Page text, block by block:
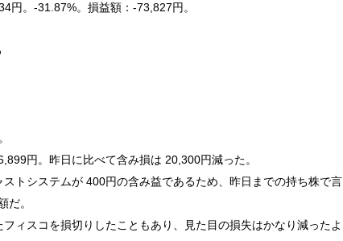
円。-31.87%。損益額：-73,827円。
円。昨日に比べて含み損は 20,300円減った。
トシステムが 400円の含み益であるため、昨日までの持ち株で言
だ。
ィスコを損切りしたこともあり、見た目の損失はかなり減ったよ